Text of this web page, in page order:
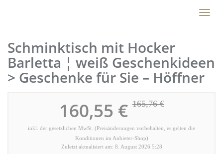
Toggle
Schminktisch mit Hocker
Barletta ¦ weiß Geschenkideen
> Geschenke für Sie – Höffner
160,55 €165,76 €
inkl. der gesetzlichen MwSt. (Preisänderungen vorbehalten, es gelten die
Konditionen im Anbieter-Shop)
Zuletzt aktualisiert am: 8. August 2026 5:28